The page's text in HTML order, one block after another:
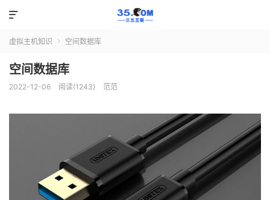

虚拟主机知识  空间数据库
空间数据库
2022-12-06 阅读(1243) 范范